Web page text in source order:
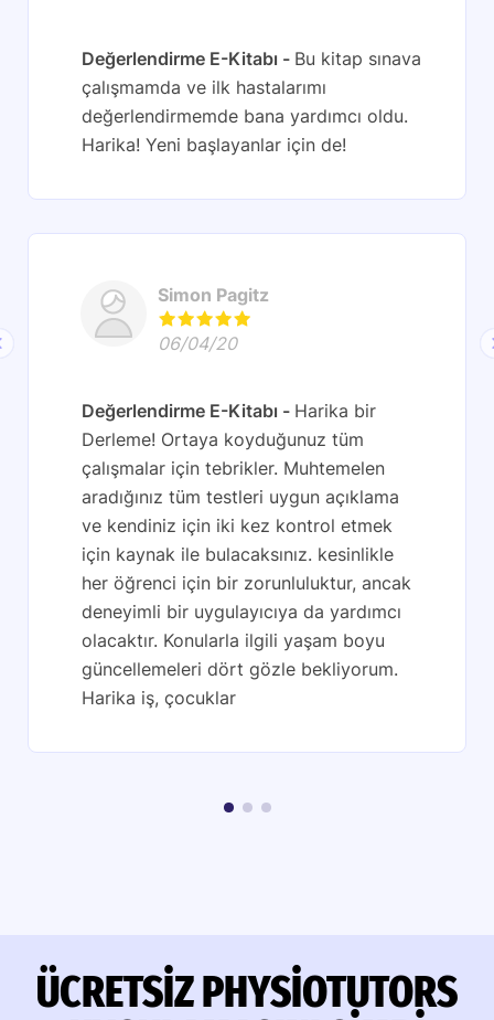
Değerlendirme E-Kitabı
Bu kitap sınava
çalışmamda ve ilk hastalarımı
değerlendirmemde bana yardımcı oldu.
Harika! Yeni başlayanlar için de!
Simon Pagitz
06/04/20
Değerlendirme E-Kitabı
Harika bir
Derleme! Ortaya koyduğunuz tüm
çalışmalar için tebrikler. Muhtemelen
aradığınız tüm testleri uygun açıklama
ve kendiniz için iki kez kontrol etmek
için kaynak ile bulacaksınız. kesinlikle
her öğrenci için bir zorunluluktur, ancak
deneyimli bir uygulayıcıya da yardımcı
olacaktır. Konularla ilgili yaşam boyu
güncellemeleri dört gözle bekliyorum.
Harika iş, çocuklar
ÜCRETSIZ PHYSIOTUTORS